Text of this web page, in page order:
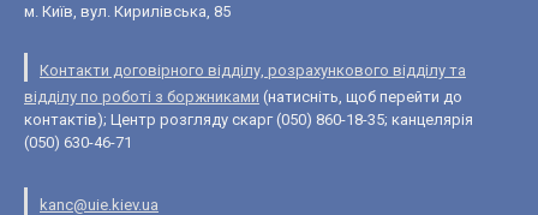
м. Київ, вул. Кирилівська, 85
Контакти договірного відділу, розрахункового відділу та
відділу по роботі з боржниками (натисніть, щоб перейти до
контактів); Центр розгляду скарг (050) 860-18-35; канцелярія
(050) 630-46-71
kanc@uie.kiev.ua